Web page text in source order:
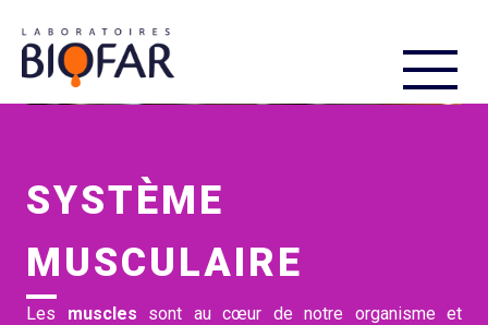
SYSTÈME
MUSCULAIRE
Les muscles sont au cœur de notre organisme et